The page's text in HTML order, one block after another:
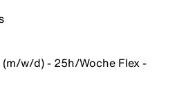
w/d) - 25h/Woche Flex -